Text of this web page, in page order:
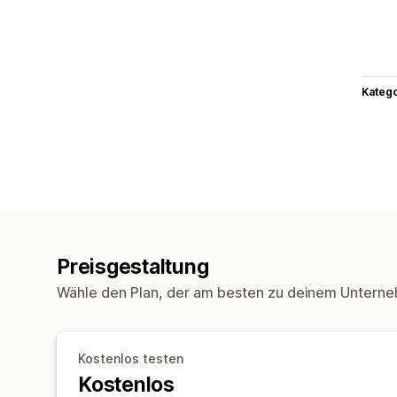
Preisgestaltung
Wähle den Plan, der am besten zu deinem
Kostenlos testen
Kostenlos